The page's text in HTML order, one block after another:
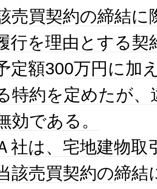
売買契約の締結
行を理由とする契
定額300万円に加
特約を定めたが
効である。
社は、宅地建物
該売買契約の締結